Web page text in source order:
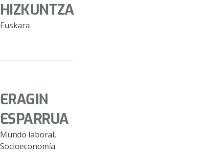
HIZKUNTZA
Euskara
ERAGIN
ESPARRUA
Mundo laboral,
Socioeconomía